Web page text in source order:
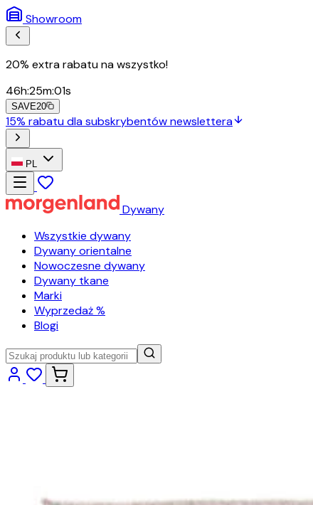
Showroom
20% extra rabatu na wszystko!
46h:24m:59s
SAVE20
15% rabatu dla subskrybentów newslettera
PL
Dywany
Wszystkie dywany
Dywany orientalne
Nowoczesne dywany
Dywany tkane
Marki
Wyprzedaż %
Blogi